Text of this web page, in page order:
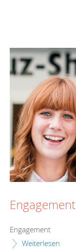
Engagement
Engagement
Weiterlesen